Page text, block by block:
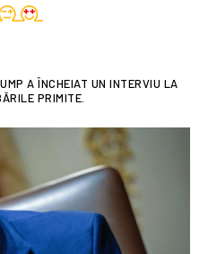
A ÎNCHEIAT UN INTERVIU LA
PRIMITE.